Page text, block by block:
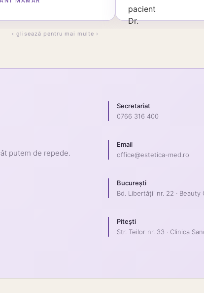
‹ glisează pentru mai multe ›
putem de repede.
Secretariat
0766 316 400
Email
office@estetica-med.ro
București
Bd. Libertății nr. 22 · Beauty
Pitești
Str. Teilor nr. 33 · Clinica